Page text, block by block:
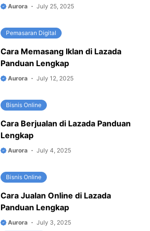
Aurora July 25, 2025
Pemasaran Digital
Cara Memasang Iklan di Lazada
Panduan Lengkap
Aurora July 12, 2025
Bisnis Online
Cara Berjualan di Lazada Panduan
Lengkap
Aurora July 4, 2025
Bisnis Online
Cara Jualan Online di Lazada
Panduan Lengkap
Aurora
July 3, 2025